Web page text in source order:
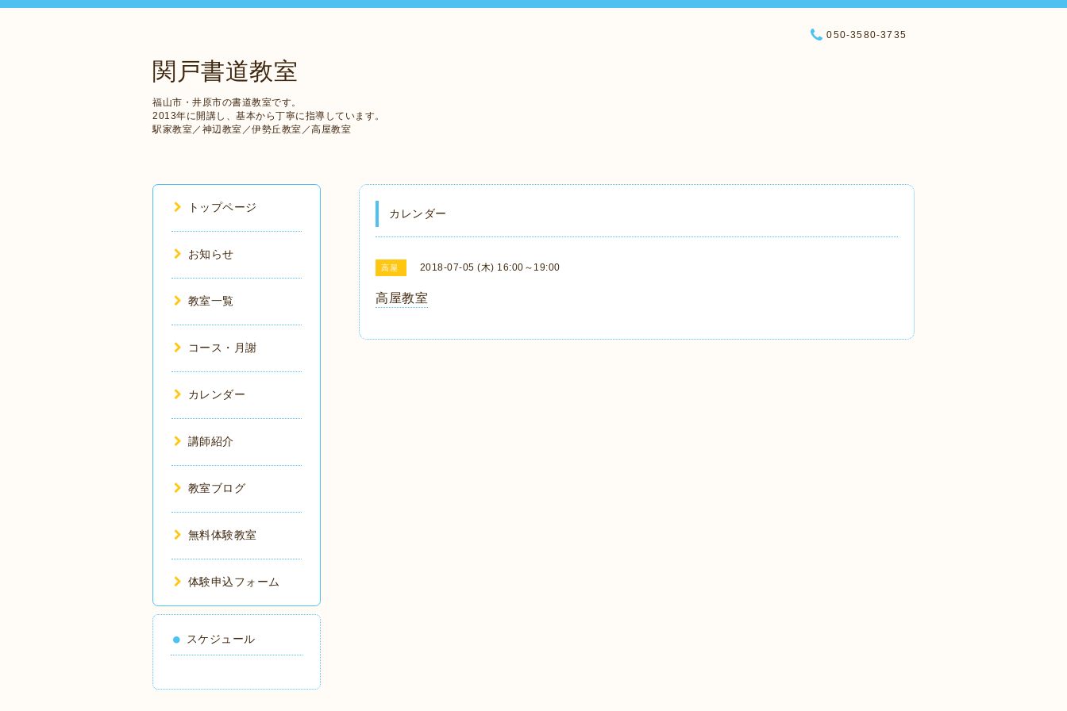
関戸書道教室
福山市・井原市の書道教室です。
2013年に開講し、基本から丁寧に指導しています。
駅家教室／神辺教室／伊勢丘教室／高屋教室
050-3580-3735
カレンダー
高屋 2018-07-05 (木) 16:00～19:00
高屋教室
トップページ
お知らせ
教室一覧
コース・月謝
カレンダー
講師紹介
教室ブログ
無料体験教室
体験申込フォーム
スケジュール